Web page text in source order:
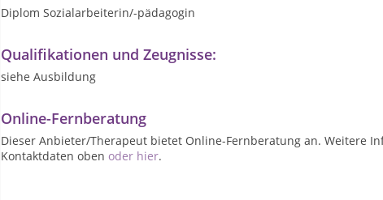
Diplom Sozialarbeiterin/-pädagogin
Qualifikationen und Zeugnisse:
siehe Ausbildung
Online-Fernberatung
Dieser Anbieter/Therapeut bietet Online-Fernberatung an. Weitere
Kontaktdaten oben oder hier.